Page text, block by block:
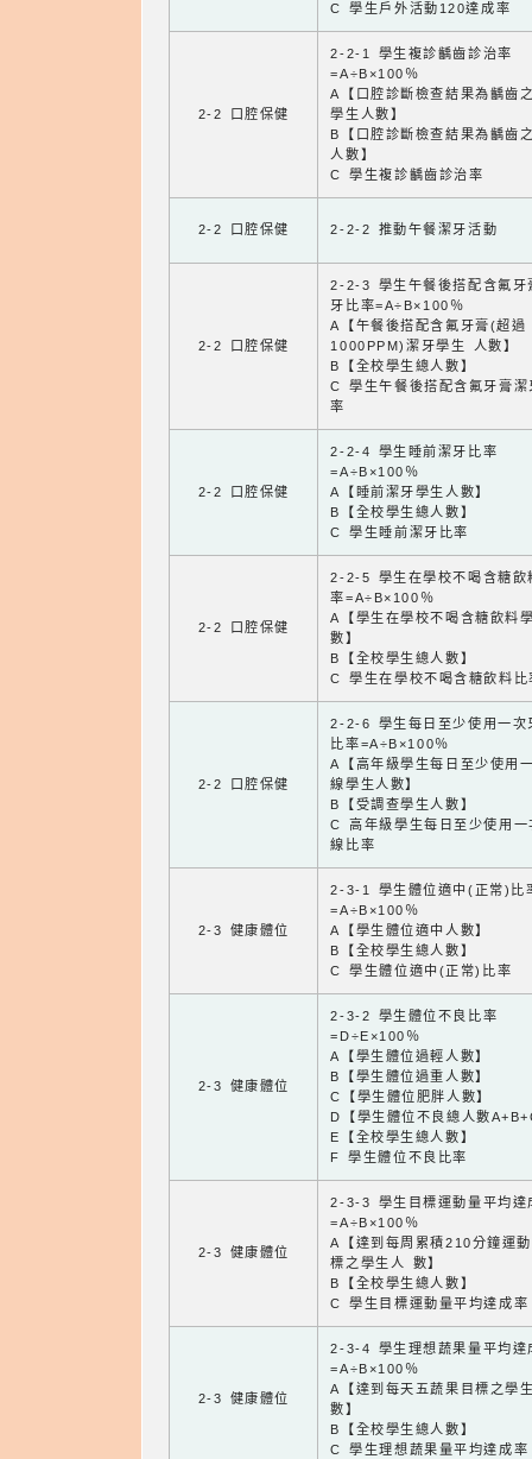
C 學生戶外活動120達成率
2-2 口腔保健
2-2-1 學生複診齲齒診治率
=A÷B×100％
A【口腔診斷檢查結果為齲齒
學生人數】
B【口腔診斷檢查結果為齲齒
人數】
C 學生複診齲齒診治率
2-2 口腔保健 2-2-2 推動午餐潔牙活動
2-2 口腔保健
2-2-3 學生午餐後搭配含氟牙
牙比率=A÷B×100％
A【午餐後搭配含氟牙膏(超過
1000PPM)潔牙學生 人數】
B【全校學生總人數】
C 學生午餐後搭配含氟牙膏潔
率
2-2 口腔保健
2-2-4 學生睡前潔牙比率
=A÷B×100％
A【睡前潔牙學生人數】
B【全校學生總人數】
C 學生睡前潔牙比率
2-2 口腔保健
2-2-5 學生在學校不喝含糖飲
率=A÷B×100％
A【學生在學校不喝含糖飲料
數】
B【全校學生總人數】
C 學生在學校不喝含糖飲料比
2-2 口腔保健
2-2-6 學生每日至少使用一次
比率=A÷B×100％
A【高年級學生每日至少使用
線學生人數】
B【受調查學生人數】
C 高年級學生每日至少使用一
線比率
2-3 健康體位
2-3-1 學生體位適中(正常)比
=A÷B×100％
A【學生體位適中人數】
B【全校學生總人數】
C 學生體位適中(正常)比率
2-3 健康體位
2-3-2 學生體位不良比率
=D÷E×100％
A【學生體位過輕人數】
B【學生體位過重人數】
C【學生體位肥胖人數】
D【學生體位不良總人數
E【全校學生總人數】
F 學生體位不良比率
2-3 健康體位
2-3-3 學生目標運動量平均達
=A÷B×100％
A【達到每周累積210分鐘運
標之學生人 數】
B【全校學生總人數】
C 學生目標運動量平均達成率
2-3 健康體位
2-3-4 學生理想蔬果量平均達
=A÷B×100％
A【達到每天五蔬果目標之學
數】
B【全校學生總人數】
C 學生理想蔬果量平均達成率